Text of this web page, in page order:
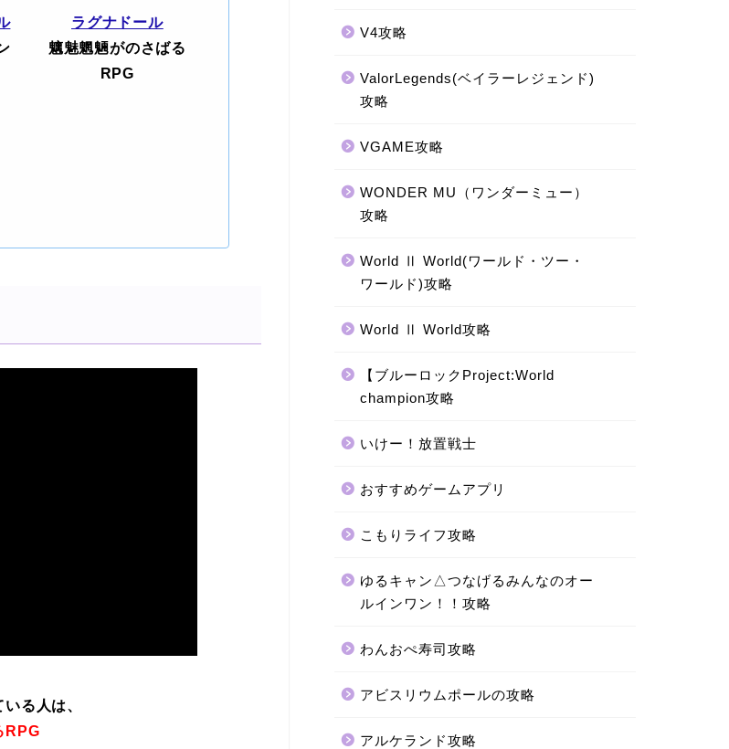
ラグナドール
魑魅魍魎がのさばる
RPG
る人は、
RPG
V4攻略
ValorLegends(ベイラーレジェンド)
攻略
VGAME攻略
WONDER MU（ワンダーミュー）
攻略
World Ⅱ World(ワールド・ツー・
ワールド)攻略
World Ⅱ World攻略
【ブルーロックProject:World
champion攻略
いけー！放置戦士
おすすめゲームアプリ
こもりライフ攻略
ゆるキャン△つなげるみんなのオー
ルインワン！！攻略
わんおぺ寿司攻略
アビスリウムポールの攻略
アルケランド攻略